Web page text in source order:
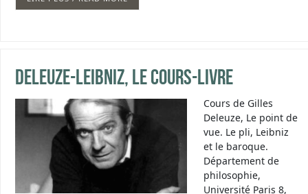
Deleuze-Leibniz, le cours-livre
Cours de Gilles
Deleuze, Le point de
vue. Le pli, Leibniz
et le baroque.
Département de
philosophie,
Université Paris 8,